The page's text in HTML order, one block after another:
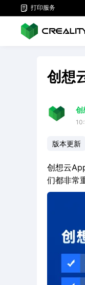
 打印服务
创想
创
版本更新
创想云
们都非常